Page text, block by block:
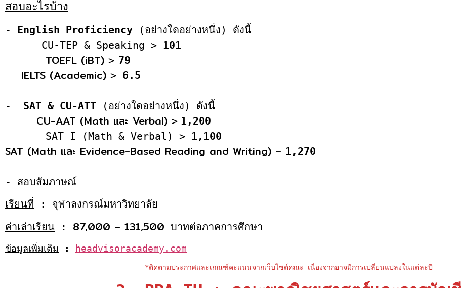
สอบอะไรบ้าง
- English Proficiency (อย่างใดอย่างหนึ่ง) ดังนี้
CU-TEP & Speaking > 101
TOEFL (iBT) > 79
IELTS (Academic) > 6.5
- SAT & CU-ATT (อย่างใดอย่างหนึ่ง) ดังนี้
CU-AAT (Math และ Verbal) > 1,200
SAT I (Math & Verbal) > 1,100
SAT (Math และ Evidence-Based Reading and Writing) – 1,270
- สอบสัมภาษณ์
เรียนที่ : จุฬาลงกรณ์มหาวิทยาลัย
ค่าเล่าเรียน : 87,000 – 131,500 บาทต่อภาคการศึกษา
ข้อมูลเพิ่มเติม : headvisoracademy.com
*ติดตามประกาศและเกณฑ์คะแนนจากเว็บไซต์คณะ เนื่องจากอาจมีการเปลี่ยนแปลงในแต่ละปี